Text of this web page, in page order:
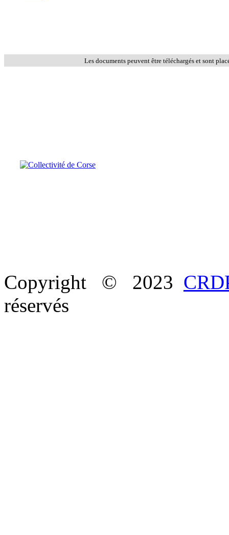
Les documents peuvent être téléchargés et sont
Copyright © 2023
réservés